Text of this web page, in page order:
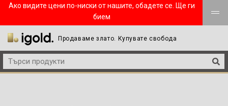
Ако видите цени по-ниски от нашите, обадете се. Ще ги
бием
Продаваме злато. Купувате свобода